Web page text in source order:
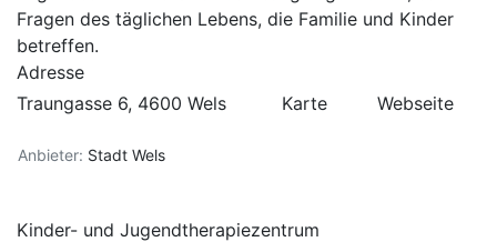
Fragen des täglichen Lebens, die Familie und Kinder
betreffen.
Adresse
Traungasse 6, 4600 Wels
Karte Webseite
Anbieter: Stadt Wels
Kinder- und Jugendtherapiezentrum